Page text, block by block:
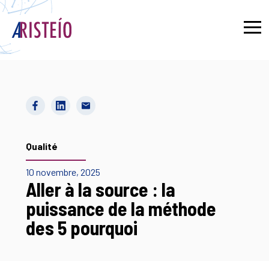
Qualité
10 novembre, 2025
Aller à la source : la
puissance de la méthode
des 5 pourquoi